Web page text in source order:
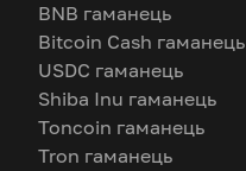
BNB гаманець
Bitcoin Cash гаманець
USDC гаманець
Shiba Inu гаманець
Toncoin гаманець
Tron гаманець